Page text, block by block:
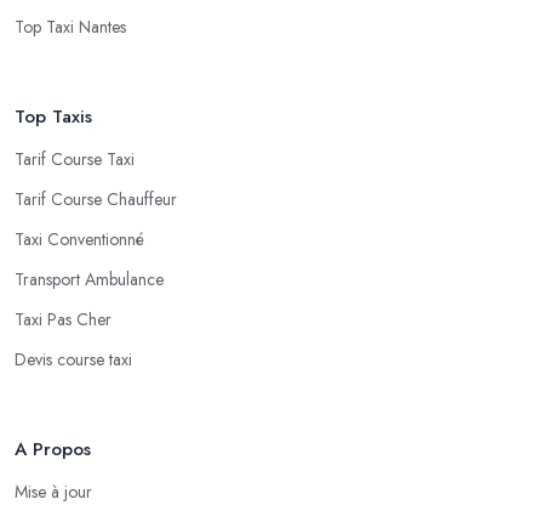
Top Taxi Nantes
Top Taxis
Tarif Course Taxi
Tarif Course Chauffeur
Taxi Conventionné
Transport Ambulance
Taxi Pas Cher
Devis course taxi
A Propos
Mise à jour